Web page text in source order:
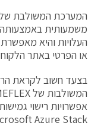
משמעותית באמצעותה
העלויות והיא מאפשרת
או הפרטי באתר
בצעד חשוב לקראת